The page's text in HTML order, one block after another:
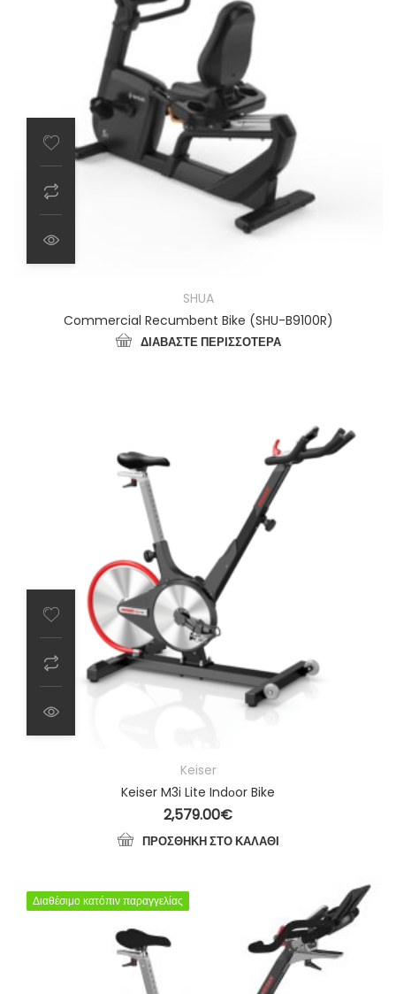
SHUA
Commercial Recumbent Bike (SHU-B9100R)
ΔΙΑΒΆΣΤΕ ΠΕΡΙΣΣΌΤΕΡΑ
Keiser
Keiser M3i Lite Indοor Bike
2,579.00€
ΠΡΟΣΘΉΚΗ ΣΤΟ ΚΑΛΆΘΙ
Διαθέσιμο κατόπιν παραγγελίας
Διαθέσιμο κατόπιν παραγγελίας